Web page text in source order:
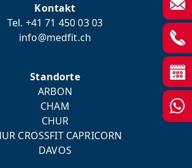
Kontakt
Tel. +41 71 450 03 03
info@medfit.ch
Standorte
ARBON
CHAM
CHUR
CROSSFIT CAPRICORN
DAVOS